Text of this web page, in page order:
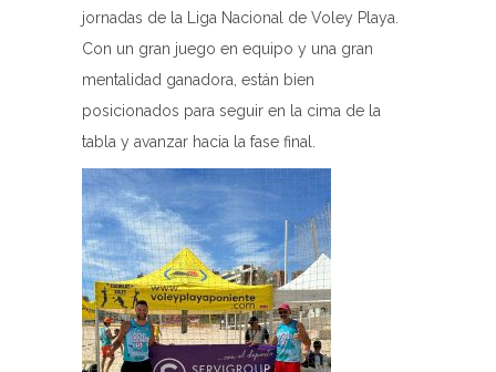
jornadas de la Liga Nacional de Voley Playa.
Con un gran juego en equipo y una gran
mentalidad ganadora, están bien
posicionados para seguir en la cima de la
tabla y avanzar hacia la fase final.